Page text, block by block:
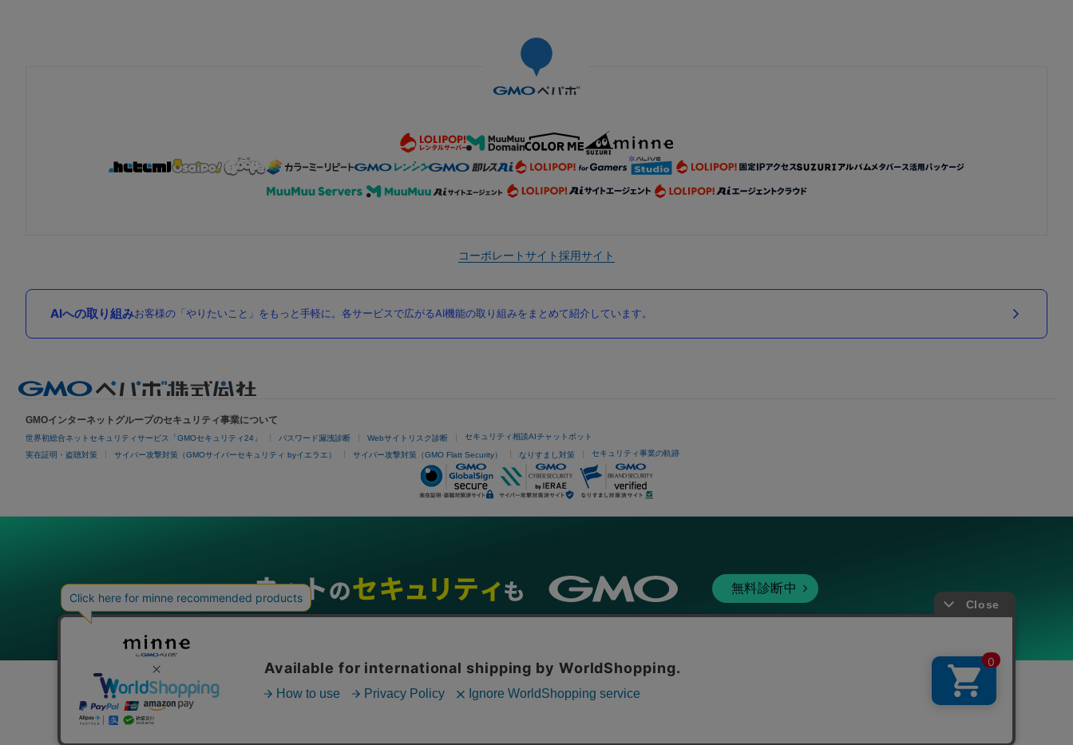
コーポレートサイト採用サイト
AIへの取り組みお客様の「やりたいこと」をもっと手軽に。各サービスで広がるAI機能の取り組みをまとめて紹介しています。
GMOインターネットグループのセキュリティ事業について
世界初総合ネットセキュリティサービス「GMOセキュリティ24」 パスワード漏洩診断 Webサイトリスク診断 セキュリティ相談AIチャットボット
実在証明・盗聴対策 サイバー攻撃対策（GMOサイバーセキュリティ byイエラエ） サイバー攻撃対策（GMO Flatt Security） なりすまし対策 セキュリティ事業の軌跡
無料診断中
グループサービス
インターネットサービス